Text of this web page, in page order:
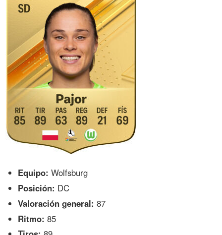
Equipo: Wolfsburg
Posición: DC
Valoración general: 87
Ritmo: 85